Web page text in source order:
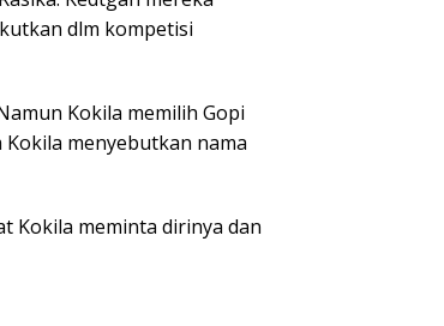
dlm kompetisi
Kokila memilih Gopi
menyebutkan nama
Kokila meminta dirinya dan